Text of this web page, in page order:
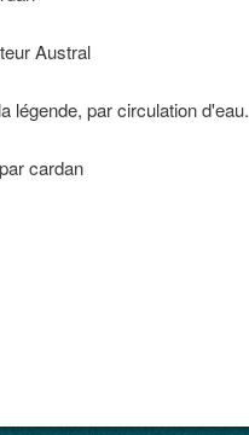
légende, par circulation d'eau.